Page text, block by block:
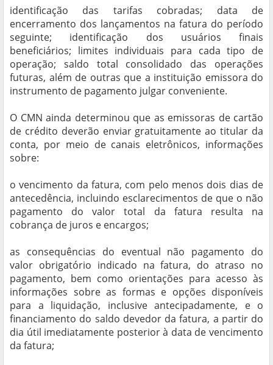
identificação das tarifas cobradas; data de
encerramento dos lançamentos na fatura do período
seguinte; identificação dos usuários finais
beneficiários; limites individuais para cada tipo de
operação; saldo total consolidado das operações
futuras, além de outras que a instituição emissora do
instrumento de pagamento julgar conveniente.
O CMN ainda determinou que as emissoras de cartão
de crédito deverão enviar gratuitamente ao titular da
conta, por meio de canais eletrônicos, informações
sobre:
o vencimento da fatura, com pelo menos dois dias de
antecedência, incluindo esclarecimentos de que o não
pagamento do valor total da fatura resulta na
cobrança de juros e encargos;
as consequências do eventual não pagamento do
valor obrigatório indicado na fatura, do atraso no
pagamento, bem como orientações para acesso às
informações sobre as formas e opções disponíveis
para a liquidação, inclusive antecipadamente, e o
financiamento do saldo devedor da fatura, a partir do
dia útil imediatamente posterior à data de vencimento
da fatura;